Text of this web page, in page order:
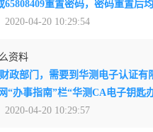
65808409重置密码，密码重置后
2020-04-20 10:29:54
资料
政部门，需要到华测电子认证
“办事指南”栏“华测CA电子钥匙
2020-04-20 10:29:57